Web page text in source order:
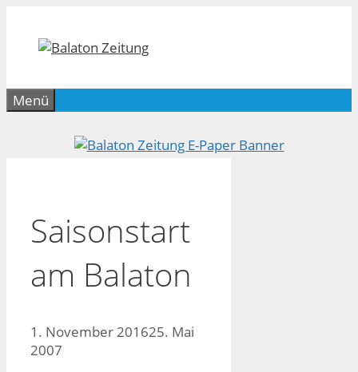
springen
Menü
Saisonstart
am Balaton
1. November 201625. Mai
2007